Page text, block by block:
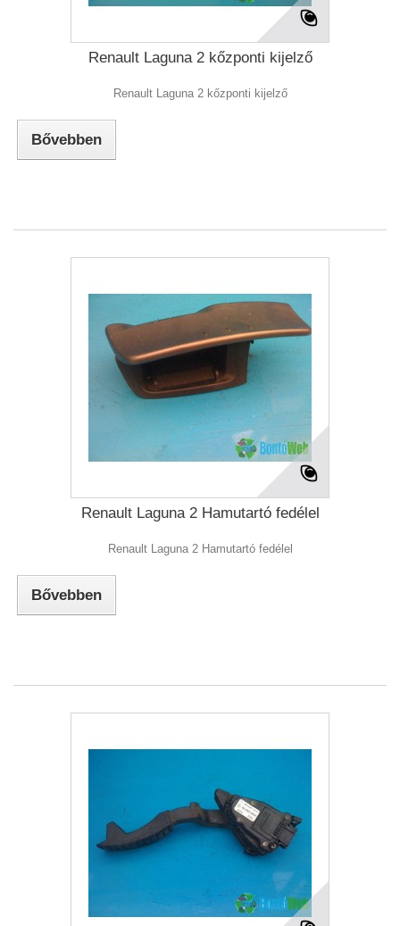
Renault Laguna 2 kőzponti kijelző
Renault Laguna 2 kőzponti kijelző
Bővebben
Renault Laguna 2 Hamutartó fedélel
Renault Laguna 2 Hamutartó fedélel
Bővebben